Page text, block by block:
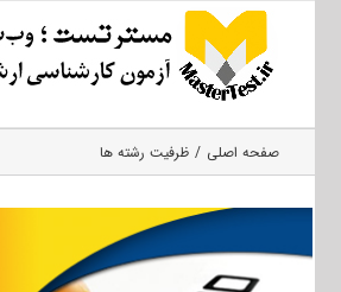
صفحه اصلی ظرفیت رشته ها